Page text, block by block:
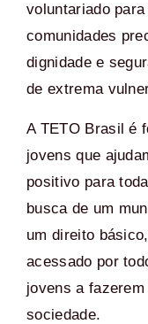
voluntariado
comunidades
dignidade e
de extrema
A TETO Brasil é
jovens que
positivo para
busca de um
um direito
acessado por
jovens a
sociedade.